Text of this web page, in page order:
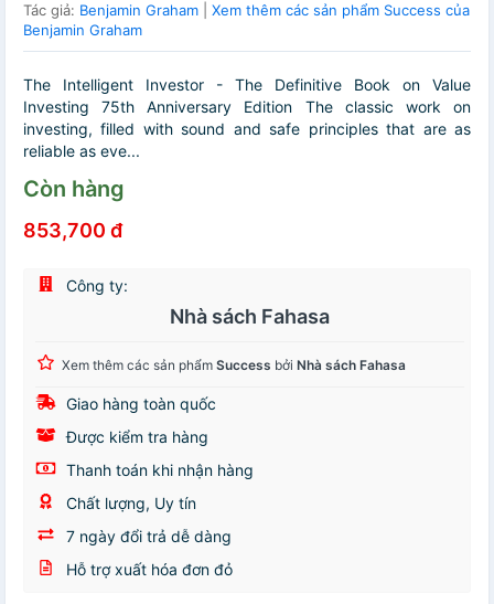
Tác giả: Benjamin Graham
Xem thêm các sản phẩm Success của
Benjamin Graham
The Intelligent Investor - The Definitive Book on Value
Investing 75th Anniversary Edition The classic work on
investing, filled with sound and safe principles that are as
reliable as eve...
Còn hàng
853,700 đ
Công ty:
Nhà sách Fahasa
Xem thêm các sản phẩm Success bởi Nhà sách Fahasa
Giao hàng toàn quốc
Được kiểm tra hàng
Thanh toán khi nhận hàng
Chất lượng, Uy tín
7 ngày đổi trả dễ dàng
Hỗ trợ xuất hóa đơn đỏ